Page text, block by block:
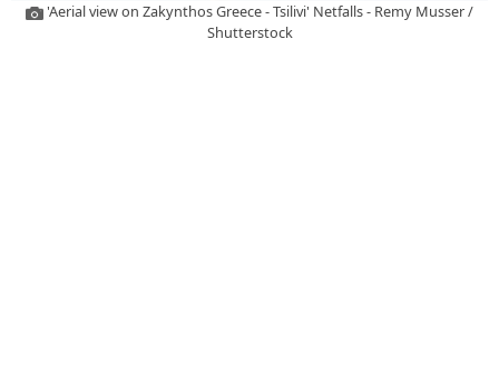
'Aerial view on Zakynthos Greece - Tsilivi' Netfalls - Remy Musser /
Shutterstock